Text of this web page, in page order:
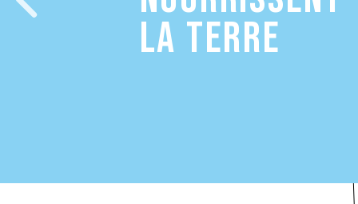
LA TERRE